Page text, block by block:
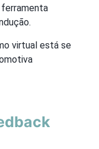
ferramenta
virtual está se